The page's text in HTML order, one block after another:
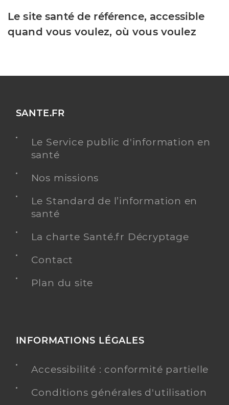
Le site santé de référence, accessible
quand vous voulez, où vous voulez
SANTE.FR
Le Service public d'information en
santé
Nos missions
Le Standard de l’information en
santé
La charte Santé.fr Décryptage
Contact
Plan du site
INFORMATIONS LÉGALES
Accessibilité : conformité partielle
Conditions générales d'utilisation